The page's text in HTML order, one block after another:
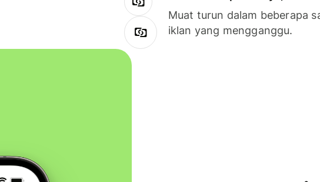
Muat turun dalam beberapa
iklan yang mengganggu.